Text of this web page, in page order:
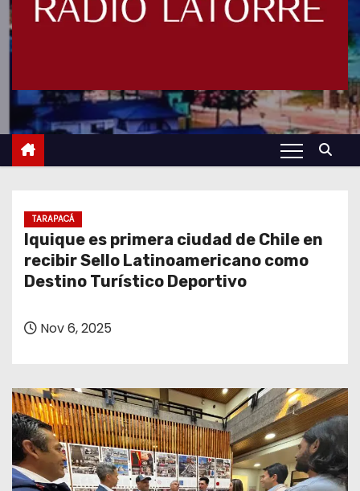
TARAPACÁ
Iquique es primera ciudad de Chile en
recibir Sello Latinoamericano como
Destino Turístico Deportivo
Nov 6, 2025